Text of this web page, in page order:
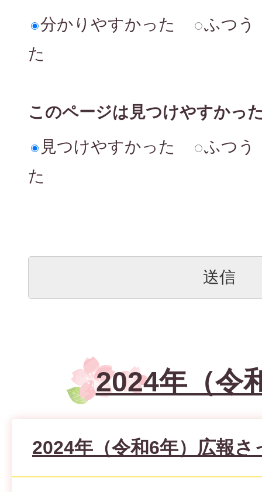
分かりやすかった
ふつう
た
このページは見つけやすかっ
見つけやすかった
ふつう
た
2024年（令
2024年（令和6年）広報さ